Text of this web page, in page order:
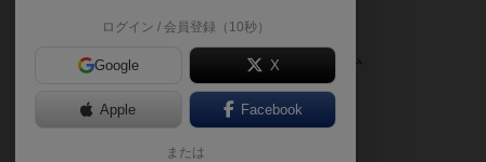
カード裏の絵を指の感触だけで当てるゲーム
友人達と5人でプレイしました。
ログイン / 会員登録（10秒）
Google X
Apple Facebook
または